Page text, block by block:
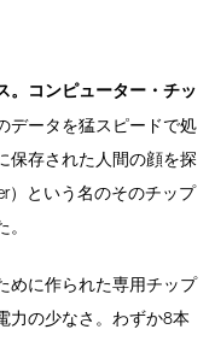
。コンピューター・チッ
データを猛スピードで処
保存された人間の顔を探
）という名のそのチップ
めに作られた専用チップ
力の少なさ。わずか8本